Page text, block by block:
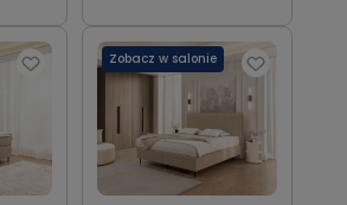
Zobacz w salonie